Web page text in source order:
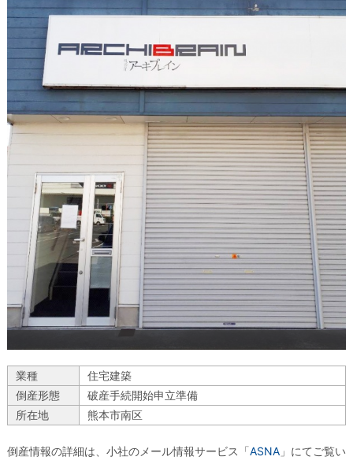
業種
住宅建築
倒産形態
破産手続開始申立準備
所在地
熊本市南区
倒産情報の詳細は、小社のメール情報サービス「ASNA 」にてご覧い